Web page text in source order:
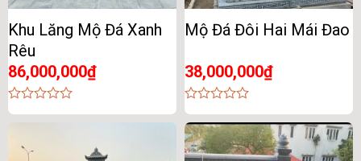
Khu Lăng Mộ Đá Xanh
Rêu
86,000,000₫
0
Mộ Đá Đôi Hai Mái Đao
38,000,000₫
0
out
of
5